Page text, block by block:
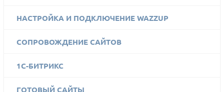
НАСТРОЙКА И ПОДКЛЮЧЕНИЕ WAZZUP
СОПРОВОЖДЕНИЕ САЙТОВ
1C-БИТРИКС
ГОТОВЫЙ САЙТЫ